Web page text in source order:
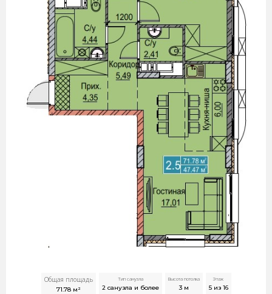
Общая площадь
71.78м²
Тип санузла
2 санузла и более
Высота потолка
3м
Этаж
5 из 16